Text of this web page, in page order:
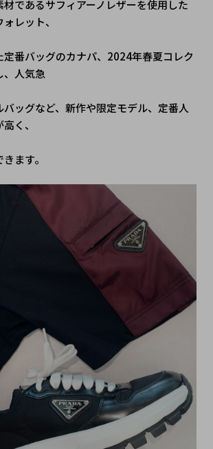
材であるサフィアーノレザーを使用した
レット、
定番バッグのカナパ、2024年春夏コレク
、人気急
バッグなど、新作や限定モデル、定番人
く、
ます。